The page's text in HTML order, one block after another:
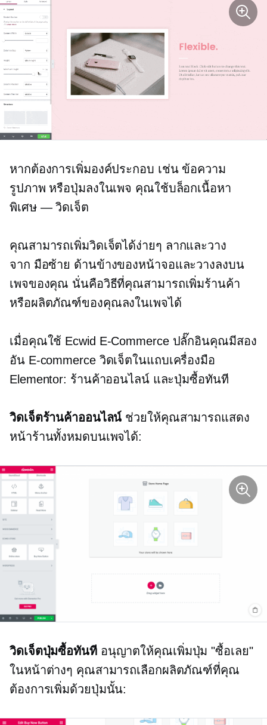
หากต้องการเพิ่มองค์ประกอบ เช่น ข้อความ
รูปภาพ หรือปุ่มลงในเพจ คุณใช้บล็อกเนื้อหา
พิเศษ — วิดเจ็ต
คุณสามารถเพิ่มวิดเจ็ตได้ง่ายๆ ลากและวาง
จาก มือซ้าย ด้านข้างของหน้าจอและวางลงบน
เพจของคุณ นั่นคือวิธีที่คุณสามารถเพิ่มร้านค้า
หรือผลิตภัณฑ์ของคุณลงในเพจได้
เมื่อคุณใช้ Ecwid E-Commerceปลั๊กอินคุณมีสอง
อัน E-commerceวิดเจ็ตในแถบเครื่องมือ
Elementor: ร้านค้าออนไลน์ และปุ่มซื้อทันที
วิดเจ็ตร้านค้าออนไลน์ ช่วยให้คุณสามารถแสดง
หน้าร้านทั้งหมดบนเพจได้:
วิดเจ็ตปุ่มซื้อทันทีอนุญาตให้คุณเพิ่มปุ่ม "ซื้อเลย"
ในหน้าต่างๆ คุณสามารถเลือกผลิตภัณฑ์ที่คุณ
ต้องการเพิ่มด้วยปุ่มนั้น: